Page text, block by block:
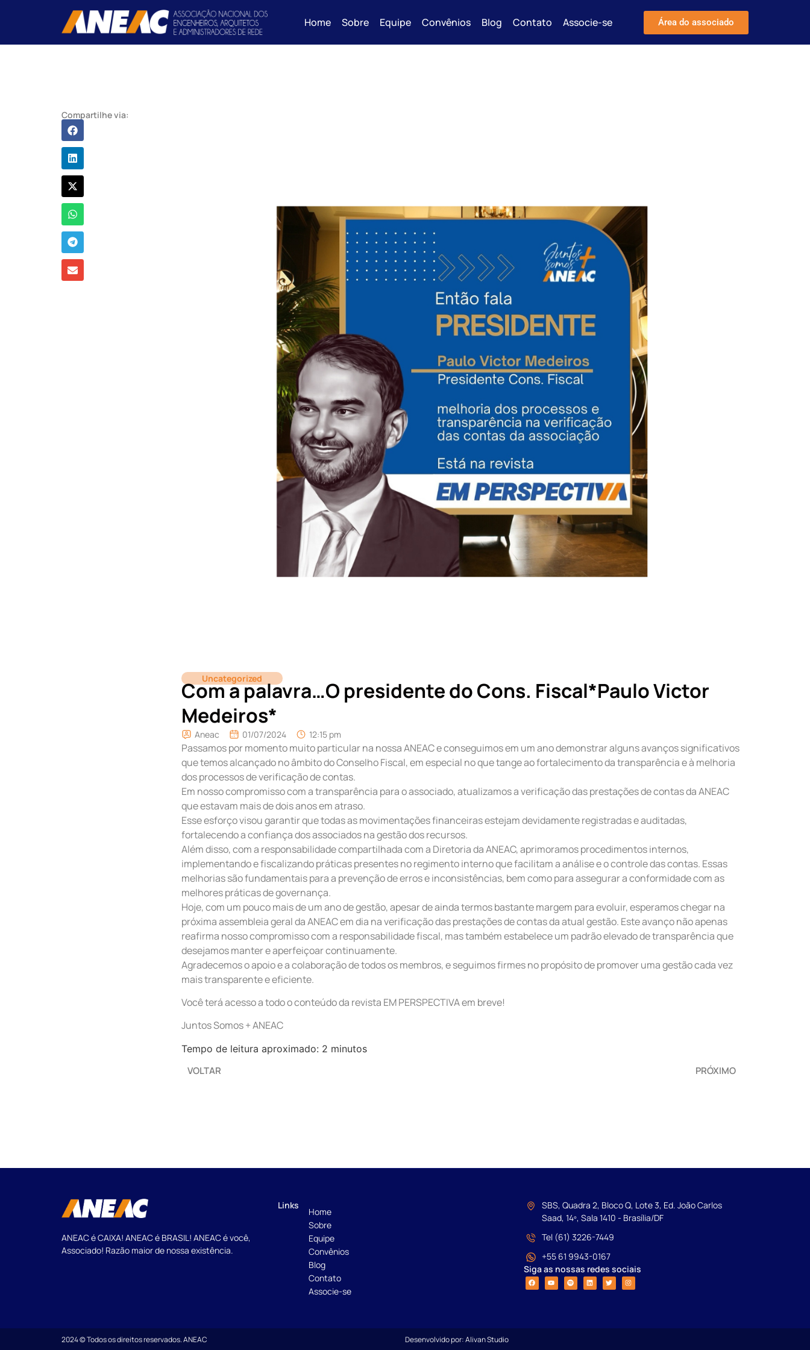
Home Sobre Equipe Convênios Blog Contato Associe-se Área do associado
Compartilhe via:
Uncategorized
Com a palavra…O presidente do Cons. Fiscal*Paulo Victor
Medeiros*
Aneac 01/07/2024 12:15 pm
Passamos por momento muito particular na nossa ANEAC e conseguimos em um ano demonstrar alguns avanços significativos
que temos alcançado no âmbito do Conselho Fiscal, em especial no que tange ao fortalecimento da transparência e à melhoria
dos processos de verificação de contas.
Em nosso compromisso com a transparência para o associado, atualizamos a verificação das prestações de contas da ANEAC
que estavam mais de dois anos em atraso.
Esse esforço visou garantir que todas as movimentações financeiras estejam devidamente registradas e auditadas,
fortalecendo a confiança dos associados na gestão dos recursos.
Além disso, com a responsabilidade compartilhada com a Diretoria da ANEAC, aprimoramos procedimentos internos,
implementando e fiscalizando práticas presentes no regimento interno que facilitam a análise e o controle das contas. Essas
melhorias são fundamentais para a prevenção de erros e inconsistências, bem como para assegurar a conformidade com as
melhores práticas de governança.
Hoje, com um pouco mais de um ano de gestão, apesar de ainda termos bastante margem para evoluir, esperamos chegar na
próxima assembleia geral da ANEAC em dia na verificação das prestações de contas da atual gestão. Este avanço não apenas
reafirma nosso compromisso com a responsabilidade fiscal, mas também estabelece um padrão elevado de transparência que
desejamos manter e aperfeiçoar continuamente.
Agradecemos o apoio e a colaboração de todos os membros, e seguimos firmes no propósito de promover uma gestão cada vez
mais transparente e eficiente.
Você terá acesso a todo o conteúdo da revista EM PERSPECTIVA em breve!
Juntos Somos + ANEAC
Tempo de leitura aproximado: 2 minutos
VOLTAR PRÓXIMO
ANEAC é CAIXA! ANEAC é BRASIL! ANEAC é você,
Associado! Razão maior de nossa existência.
Links
Home
Sobre
Equipe
Convênios
Blog
Contato
Associe-se
SBS, Quadra 2, Bloco Q, Lote 3, Ed. João Carlos
Saad, 14º, Sala 1410 - Brasília/DF
Tel (61) 3226-7449
+55 61 9943-0167
Siga as nossas redes sociais
2024 © Todos os direitos reservados. ANEAC Desenvolvido por: Alivan Studio